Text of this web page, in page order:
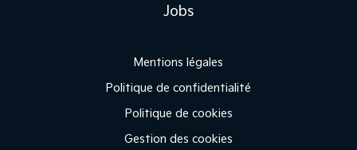
Jobs
Mentions légales
Politique de confidentialité
Politique de cookies
Gestion des cookies